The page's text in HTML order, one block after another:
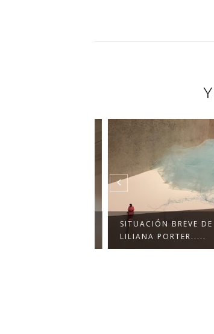
SITUACIÓN BREVE DE
LILIANA PORTER.....